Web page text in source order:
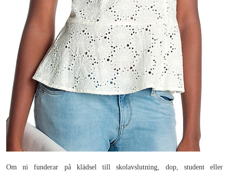
Om ni funderar på klädsel till skolavslutning, dop, student eller